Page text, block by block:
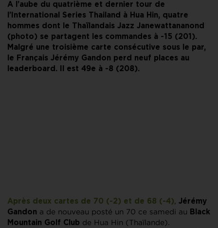
A l’aube du quatrième et dernier tour de
l’International Series Thailand à Hua Hin, quatre
hommes dont le Thaïlandais Jazz Janewattananond
(photo) se partagent les commandes à -15 (201).
Malgré une troisième carte consécutive sous le par,
le Français Jérémy Gandon perd neuf places au
leaderboard. Il est 49e à -8 (208).
Après deux cartes de 70 (-2) et de 68 (-4), Jérémy
Gandon a de nouveau posté un 70 ce samedi au Black
Mountain Golf Club de Hua Hin (Thaïlande).